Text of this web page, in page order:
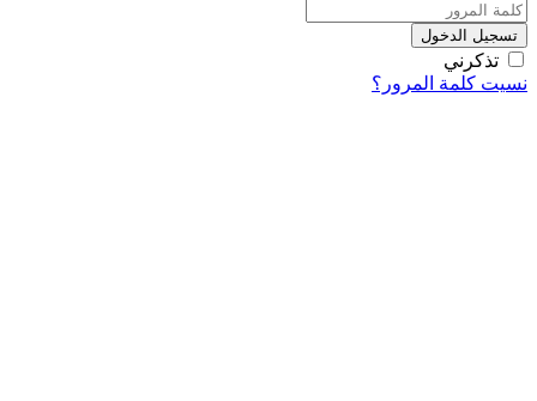
تسجيل الدخول
تذكرني
نسيت كلمة المرور؟